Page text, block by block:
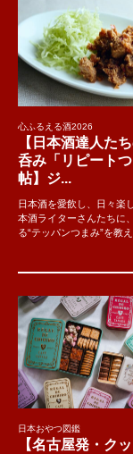
心ふるえる酒2026
【日本酒達人た
呑み「リピートつ
帖】ジ...
日本酒を愛飲し、日々楽
本酒ライターさんたちに
る“テッパンつまみ”を教え
日本おやつ図鑑
【名古屋発・ク